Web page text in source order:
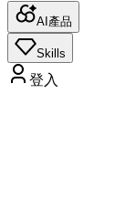
AI產品
Skills
登入